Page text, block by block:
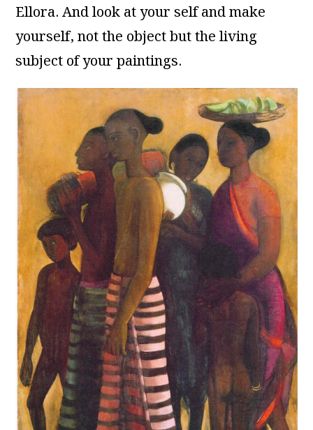
Ellora. And look at your self and make
yourself, not the object but the living
subject of your paintings.